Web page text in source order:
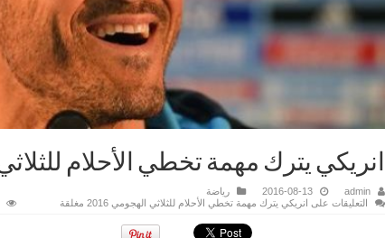
انريكي يترك مهمة تخطي الأحلام للثلاثي
admin
2016-08-13
رياضة
التعليقات على انريكي يترك مهمة تخطي الأحلام للثلاثي الهجومي 2016 مغلقة